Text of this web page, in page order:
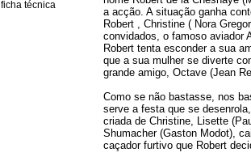
ficha técnica
a acção. A situação ganha
Robert , Christine ( Nora
convidados, o famoso aviador
Robert tenta esconder a sua
que a sua mulher se diverte
grande amigo, Octave (Jean
Como se não bastasse, nos
serve a festa que se
criada de Christine, Lisette
Shumacher (Gaston Modot),
caçador furtivo que Robert